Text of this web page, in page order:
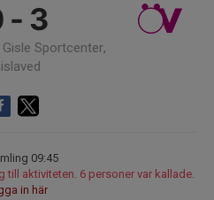
- 3
Gisle Sportcenter,
09:45
till aktiviteten. 6 personer var kallade.
in här